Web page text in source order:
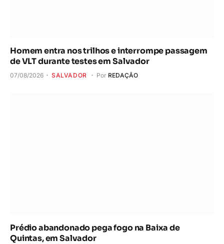
Homem entra nos trilhos e interrompe passagem
de VLT durante testes em Salvador
07/08/2026 SALVADOR Por REDAÇÃO
Prédio abandonado pega fogo na Baixa de
Quintas, em Salvador